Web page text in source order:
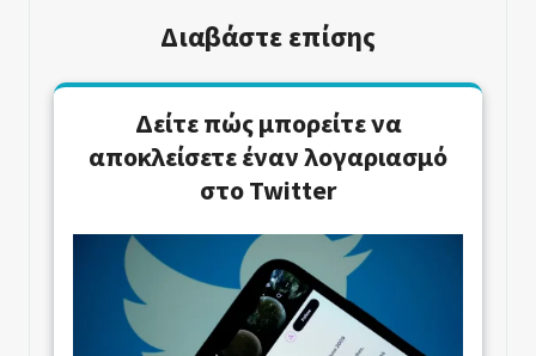
Διαβάστε επίσης
Δείτε πώς μπορείτε να
αποκλείσετε έναν λογαριασμό
στο Twitter